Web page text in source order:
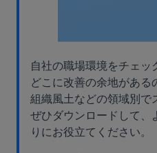
自社の職場環境をチェッ
どこに改善の余地がある
組織風土などの領域別で
ぜひダウンロードして、
りにお役立てください。